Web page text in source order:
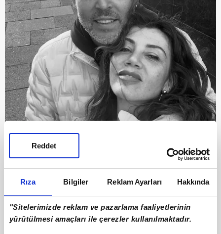
Rıza Bilgiler Reklam Ayarları Hakkında
"Sitelerimizde reklam ve pazarlama faaliyetlerinin
yürütülmesi amaçları ile çerezler kullanılmaktadır.
Reddet
Kulislere yansıyan bilgilere göre ünlü
oyuncunun eşi Emir Ersoy ile büyük bir
mutluluk yaşadığı öne sürüldü.